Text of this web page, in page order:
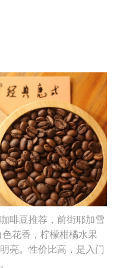
啡豆推荐，前街耶加雪
花香，柠檬柑橘水果
亮。性价比高，是入门